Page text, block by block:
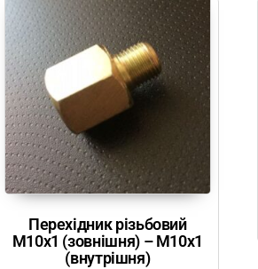
Перехідник різьбовий
М10х1 (зовнішня) – М10х1
(внутрішня)